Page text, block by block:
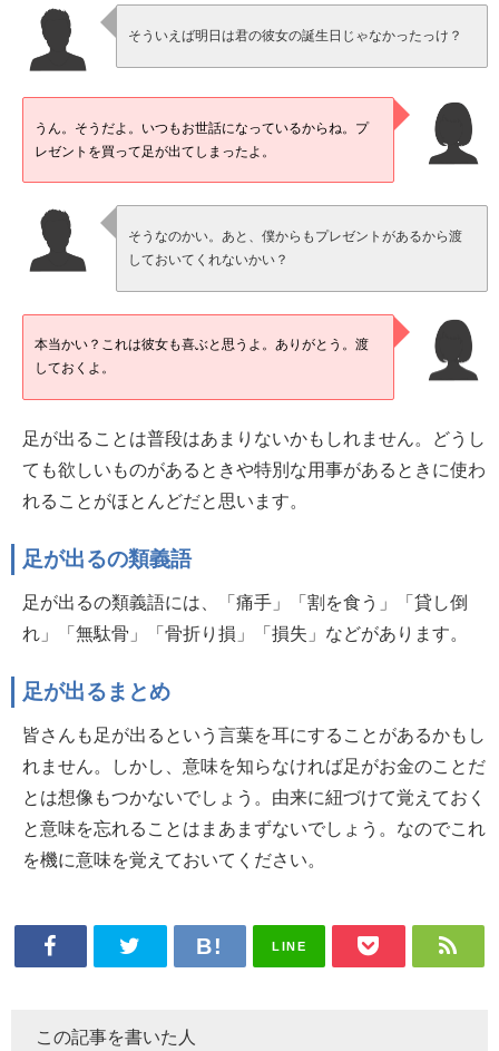
そういえば明日は君の彼女の誕生日じゃなかったっけ？
うん。そうだよ。いつもお世話になっているからね。プ
レゼントを買って足が出てしまったよ。
そうなのかい。あと、僕からもプレゼントがあるから渡
しておいてくれないかい？
本当かい？これは彼女も喜ぶと思うよ。ありがとう。渡
しておくよ。
足が出ることは普段はあまりないかもしれません。どうし
ても欲しいものがあるときや特別な用事があるときに使わ
れることがほとんどだと思います。
足が出るの類義語
足が出るの類義語には、「痛手」「割を食う」「貸し倒
れ」「無駄骨」「骨折り損」「損失」などがあります。
足が出るまとめ
皆さんも足が出るという言葉を耳にすることがあるかもし
れません。しかし、意味を知らなければ足がお金のことだ
とは想像もつかないでしょう。由来に紐づけて覚えておく
と意味を忘れることはまあまずないでしょう。なのでこれ
を機に意味を覚えておいてください。
LINE
この記事を書いた人